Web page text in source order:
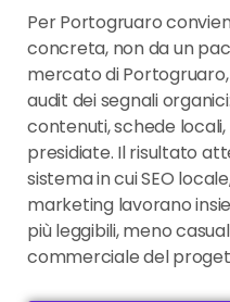
Per Portogruaro
concreta, non da un
mercato di
audit dei segnali
contenuti, schede
presidiate. Il risultato
sistema in cui SEO
marketing lavorano
più leggibili, meno
commerciale del